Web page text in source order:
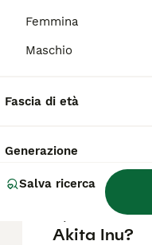
Femmina
Maschio
Fascia di età
Generazione
Salva ricerca
FAQ
Quanto
Akita Inu?